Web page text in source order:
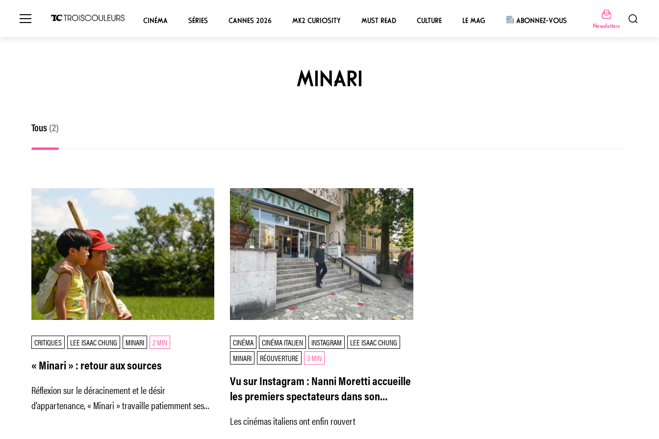
CINÉMA SÉRIES CANNES 2026 MK2 CURIOSITY MUST READ CULTURE LE MAG ABONNEZ-VOUS
Newsletters
MINARI
Tous (2)
CRITIQUES LEE ISAAC CHUNG MINARI 2 MIN
« Minari » : retour aux sources
Réflexion sur le déracinement et le désir
d’appartenance, « Minari » travaille patiemment ses
CINÉMA CINÉMA ITALIEN INSTAGRAM
LEE ISAAC CHUNG
MINARI
RÉOUVERTURE 3 MIN
Vu sur Instagram : Nanni Moretti accueille
les premiers spectateurs dans son
Les cinémas italiens ont enfin rouvert